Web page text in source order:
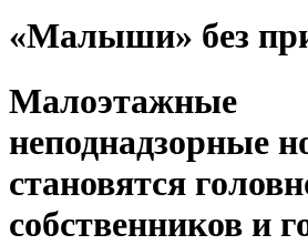
«Малыши» без
Малоэтажные
неподнадзорные
становятся
собственников и